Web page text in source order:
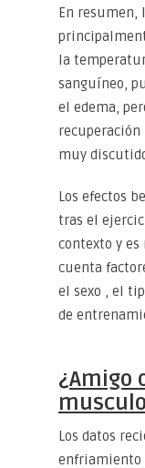
En resumen,
la
sanguíneo,
el edema,
muy
Los efectos
tras el
contexto y es
cuenta
el sexo , el
de
¿Amigo
Los datos
enfriamiento